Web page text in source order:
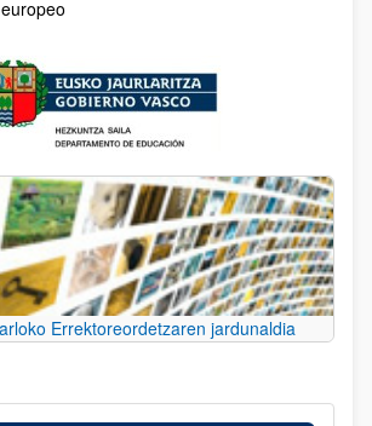
Errektoreordetzaren jardunaldia